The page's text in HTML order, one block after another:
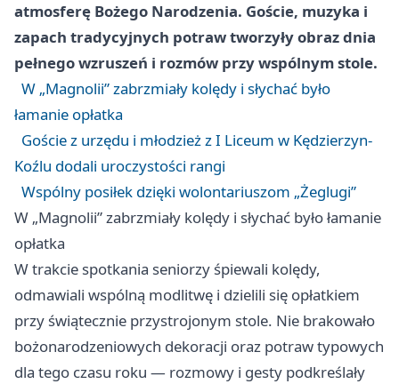
atmosferę Bożego Narodzenia. Goście, muzyka i
zapach tradycyjnych potraw tworzyły obraz dnia
pełnego wzruszeń i rozmów przy wspólnym stole.
W „Magnolii” zabrzmiały kolędy i słychać było
łamanie opłatka
Goście z urzędu i młodzież z I Liceum w Kędzierzyn-
Koźlu dodali uroczystości rangi
Wspólny posiłek dzięki wolontariuszom „Żeglugi”
W „Magnolii” zabrzmiały kolędy i słychać było łamanie
opłatka
W trakcie spotkania seniorzy śpiewali kolędy,
odmawiali wspólną modlitwę i dzielili się opłatkiem
przy świątecznie przystrojonym stole. Nie brakowało
bożonarodzeniowych dekoracji oraz potraw typowych
dla tego czasu roku — rozmowy i gesty podkreślały